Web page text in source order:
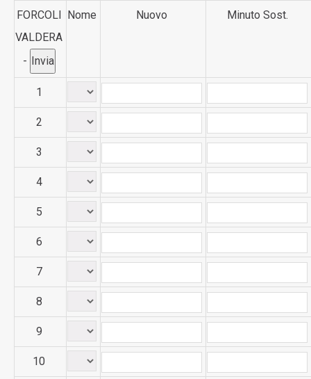
FORCOLI
VALDERA
-
Nome Nuovo Minuto Sost.
1
2
3
4
5
6
7
8
9
10